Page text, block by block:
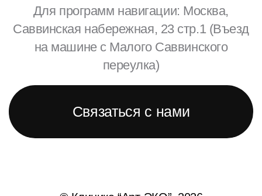
Для программ навигации: Москва,
Саввинская набережная, 23 стр.1 (Въезд
на машине с Малого Саввинского
переулка)
Связаться с нами